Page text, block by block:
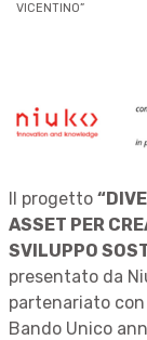
VICENTINO”
Il progetto “
ASSET PER
SVILUPPO
presentato da
partenariato
Bando Unico